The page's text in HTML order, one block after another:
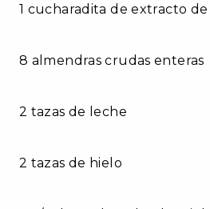
1 cucharadita de extracto de
8 almendras crudas enteras
2 tazas de leche
2 tazas de hielo